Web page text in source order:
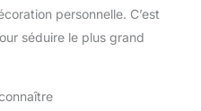
personnelle. C’est
séduire le plus grand